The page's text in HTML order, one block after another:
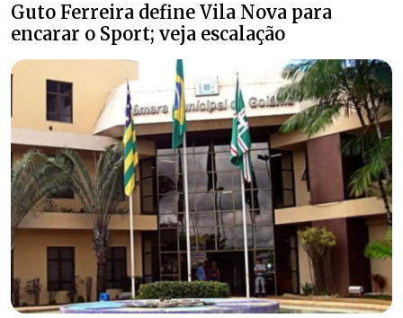
Guto Ferreira define Vila Nova para
encarar o Sport; veja escalação